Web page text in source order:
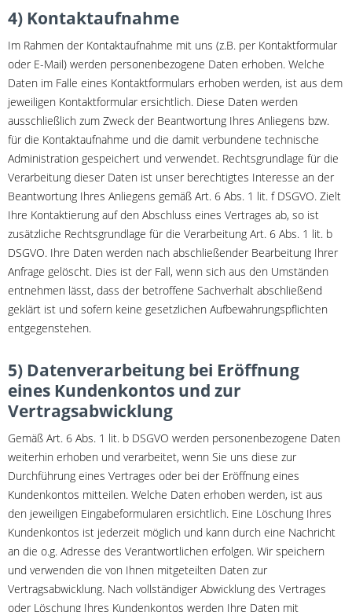
4) Kontaktaufnahme
Im Rahmen der Kontaktaufnahme mit uns (z.B. per Kontaktformular
oder E-Mail) werden personenbezogene Daten erhoben. Welche
Daten im Falle eines Kontaktformulars erhoben werden, ist aus dem
jeweiligen Kontaktformular ersichtlich. Diese Daten werden
ausschließlich zum Zweck der Beantwortung Ihres Anliegens bzw.
für die Kontaktaufnahme und die damit verbundene technische
Administration gespeichert und verwendet. Rechtsgrundlage für die
Verarbeitung dieser Daten ist unser berechtigtes Interesse an der
Beantwortung Ihres Anliegens gemäß Art. 6 Abs. 1 lit. f DSGVO. Zielt
Ihre Kontaktierung auf den Abschluss eines Vertrages ab, so ist
zusätzliche Rechtsgrundlage für die Verarbeitung Art. 6 Abs. 1 lit. b
DSGVO. Ihre Daten werden nach abschließender Bearbeitung Ihrer
Anfrage gelöscht. Dies ist der Fall, wenn sich aus den Umständen
entnehmen lässt, dass der betroffene Sachverhalt abschließend
geklärt ist und sofern keine gesetzlichen Aufbewahrungspflichten
entgegenstehen.
5) Datenverarbeitung bei Eröffnung
eines Kundenkontos und zur
Vertragsabwicklung
Gemäß Art. 6 Abs. 1 lit. b DSGVO werden personenbezogene Daten
weiterhin erhoben und verarbeitet, wenn Sie uns diese zur
Durchführung eines Vertrages oder bei der Eröffnung eines
Kundenkontos mitteilen. Welche Daten erhoben werden, ist aus
den jeweiligen Eingabeformularen ersichtlich. Eine Löschung Ihres
Kundenkontos ist jederzeit möglich und kann durch eine Nachricht
an die o.g. Adresse des Verantwortlichen erfolgen. Wir speichern
und verwenden die von Ihnen mitgeteilten Daten zur
Vertragsabwicklung. Nach vollständiger Abwicklung des Vertrages
oder Löschung Ihres Kundenkontos werden Ihre Daten mit